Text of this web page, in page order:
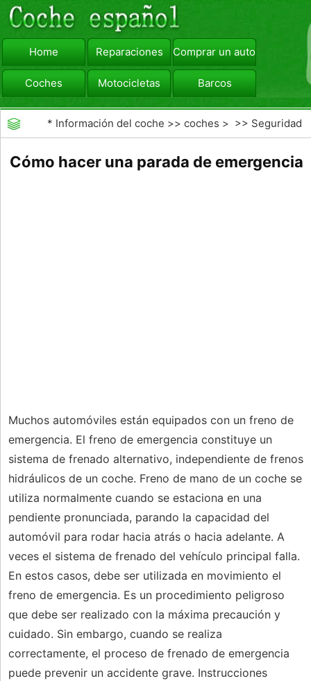
Home Reparaciones Comprar un automóvil
Coches Motocicletas Barcos
viajar Camiones
* Información del coche >>coches > >> Seguridad
Cómo hacer una parada de emergencia
Muchos automóviles están equipados con un freno de
emergencia. El freno de emergencia constituye un
sistema de frenado alternativo, independiente de frenos
hidráulicos de un coche. Freno de mano de un coche se
utiliza normalmente cuando se estaciona en una
pendiente pronunciada, parando la capacidad del
automóvil para rodar hacia atrás o hacia adelante. A
veces el sistema de frenado del vehículo principal falla.
En estos casos, debe ser utilizada en movimiento el
freno de emergencia. Es un procedimiento peligroso
que debe ser realizado con la máxima precaución y
cuidado. Sin embargo, cuando se realiza
correctamente, el proceso de frenado de emergencia
puede prevenir un accidente grave. Instrucciones